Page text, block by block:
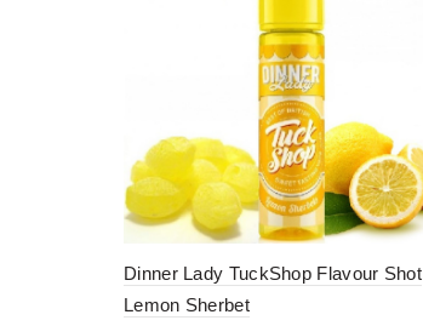
Dinner Lady TuckShop Flavour Shot
Lemon Sherbet